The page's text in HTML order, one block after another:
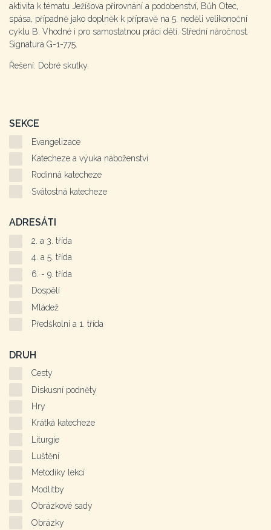
aktivita k tématu Ježíšova přirovnání a podobenství, Bůh Otec,
spása, případně jako doplněk k přípravě na 5. neděli velikonoční
cyklu B. Vhodné i pro samostatnou práci dětí. Střední náročnost.
Signatura G-1-775.
Řešení: Dobré skutky.
SEKCE
Evangelizace
Katecheze a výuka náboženství
Rodinná katecheze
Svátostná katecheze
ADRESÁTI
2. a 3. třída
4. a 5. třída
6. - 9. třída
Dospělí
Mládež
Předškolní a 1. třída
DRUH
Cesty
Diskusní podněty
Hry
Krátká katecheze
Liturgie
Luštění
Metodiky lekcí
Modlitby
Obrázkové sady
Obrázky